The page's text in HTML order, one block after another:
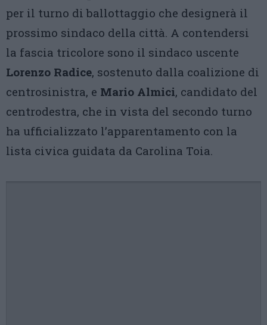
per il turno di ballottaggio che designerà il
prossimo sindaco della città. A contendersi
la fascia tricolore sono il sindaco uscente
Lorenzo Radice, sostenuto dalla coalizione di
centrosinistra, e Mario Almici, candidato del
centrodestra, che in vista del secondo turno
ha ufficializzato l’apparentamento con la
lista civica guidata da Carolina Toia.